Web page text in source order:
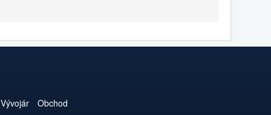
Vývojár Obchod